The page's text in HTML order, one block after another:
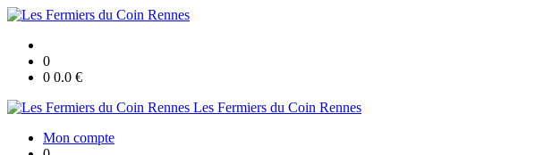
0
0 0.0 €
Les Fermiers du Coin Rennes
Mon compte